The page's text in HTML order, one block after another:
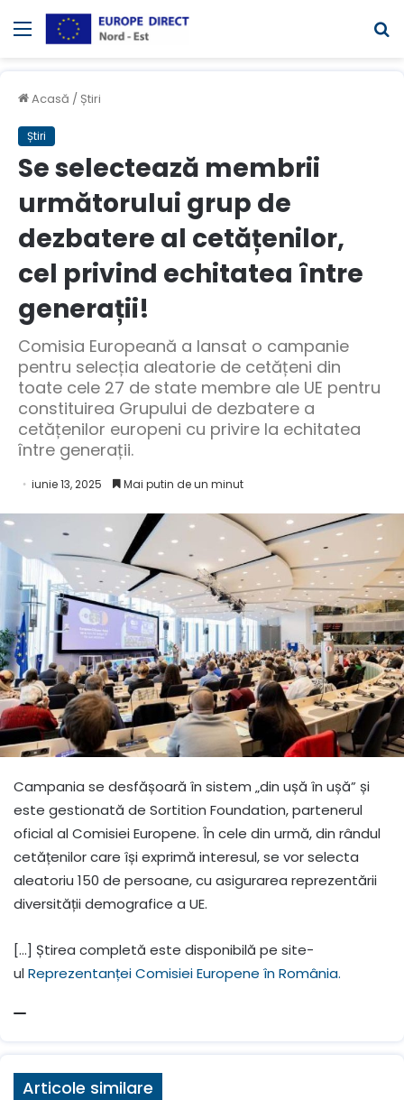
Meniul
Acasă / Știri
Știri
Se selectează membrii
următorului grup de
dezbatere al cetățenilor,
cel privind echitatea între
generații!
Comisia Europeană a lansat o campanie
pentru selecția aleatorie de cetățeni din
toate cele 27 de state membre ale UE pentru
constituirea Grupului de dezbatere a
cetățenilor europeni cu privire la echitatea
între generații.
iunie 13, 2025 Mai putin de un minut
Campania se desfășoară în sistem „din ușă în ușă” și
este gestionată de Sortition Foundation, partenerul
oficial al Comisiei Europene. În cele din urmă, din rândul
cetățenilor care își exprimă interesul, se vor selecta
aleatoriu 150 de persoane, cu asigurarea reprezentării
diversității demografice a UE.
[…] Știrea completă este disponibilă pe site-
ulReprezentanței Comisiei Europene în România.
Articole similare